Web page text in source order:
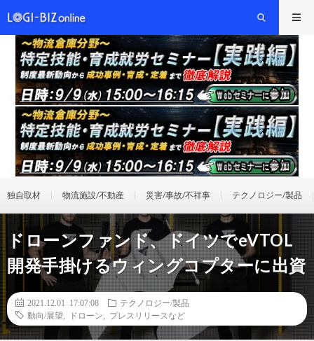
独自取材 物流施設/不動産 災害/事故/不祥事 テクノロジー/製品
ドローンファンド、ドイツでeVTOL
開発手掛けるウィングコプターに出資
2021.12.01 17:07:08
テクノロジー/製品
動向/展望
ドローン プレスリリースなど